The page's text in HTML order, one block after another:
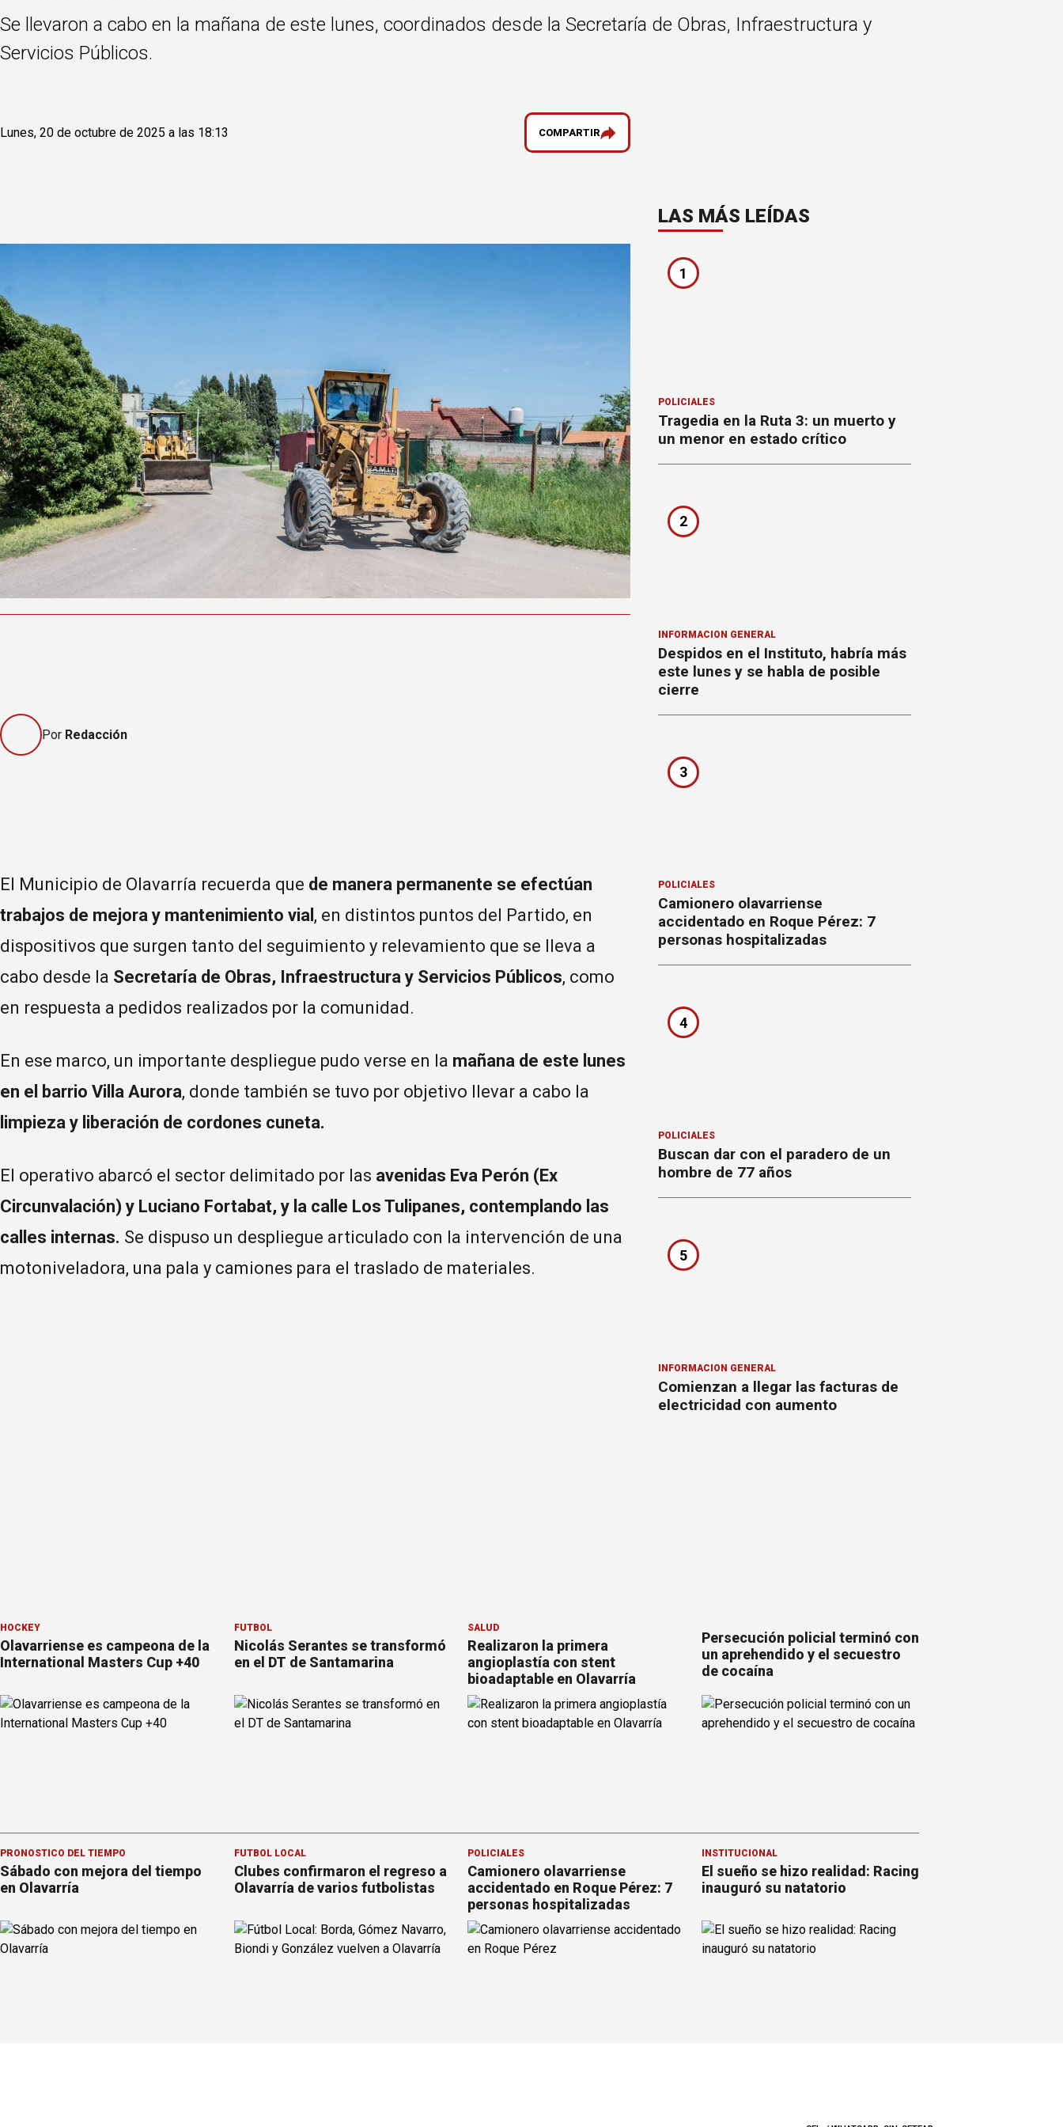
Se llevaron a cabo en la mañana de este lunes, coordinados desde la Secretaría de Obras, Infraestructura y
Servicios Públicos.
Lunes, 20 de octubre de 2025 a las 18:13 COMPARTIR
Por Redacción
El Municipio de Olavarría recuerda que de manera permanente se efectúan
trabajos de mejora y mantenimiento vial , en distintos puntos del Partido, en
dispositivos que surgen tanto del seguimiento y relevamiento que se lleva a
cabo desde la Secretaría de Obras, Infraestructura y Servicios Públicos, como
en respuesta a pedidos realizados por la comunidad.
En ese marco, un importante despliegue pudo verse en la mañana de este lunes
en el barrio Villa Aurora, donde también se tuvo por objetivo llevar a cabo la
limpieza y liberación de cordones cuneta.
El operativo abarcó el sector delimitado por las avenidas Eva Perón (Ex
Circunvalación) y Luciano Fortabat, y la calle Los Tulipanes, contemplando las
calles internas. Se dispuso un despliegue articulado con la intervención de una
motoniveladora, una pala y camiones para el traslado de materiales.
LAS MÁS LEÍDAS
1
POLICIALES
Tragedia en la Ruta 3: un muerto y
un menor en estado crítico
2
INFORMACION GENERAL
Despidos en el Instituto, habría más
este lunes y se habla de posible
cierre
3
POLICIALES
Camionero olavarriense
accidentado en Roque Pérez: 7
personas hospitalizadas
4
POLICIALES
Buscan dar con el paradero de un
hombre de 77 años
5
INFORMACION GENERAL
Comienzan a llegar las facturas de
electricidad con aumento
HOCKEY
Olavarriense es campeona de la
International Masters Cup +40
FÚTBOL
Nicolás Serantes se transformó
en el DT de Santamarina
SALUD
Realizaron la primera
angioplastía con stent
bioadaptable en Olavarría
Persecución policial terminó con
un aprehendido y el secuestro
de cocaína
PRONOSTICO DEL TIEMPO
Sábado con mejora del tiempo
en Olavarría
FÚTBOL LOCAL
Clubes confirmaron el regreso a
Olavarría de varios futbolistas
POLICIALES
Camionero olavarriense
accidentado en Roque Pérez: 7
personas hospitalizadas
INSTITUCIONAL
El sueño se hizo realidad: Racing
inauguró su natatorio